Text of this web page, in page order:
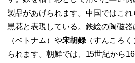
製品があげられます。中国ではこ
黒花と表現している。鉄絵の陶磁
（ベトナム）や宋胡録（すんころく
られます。朝鮮では、15世紀から